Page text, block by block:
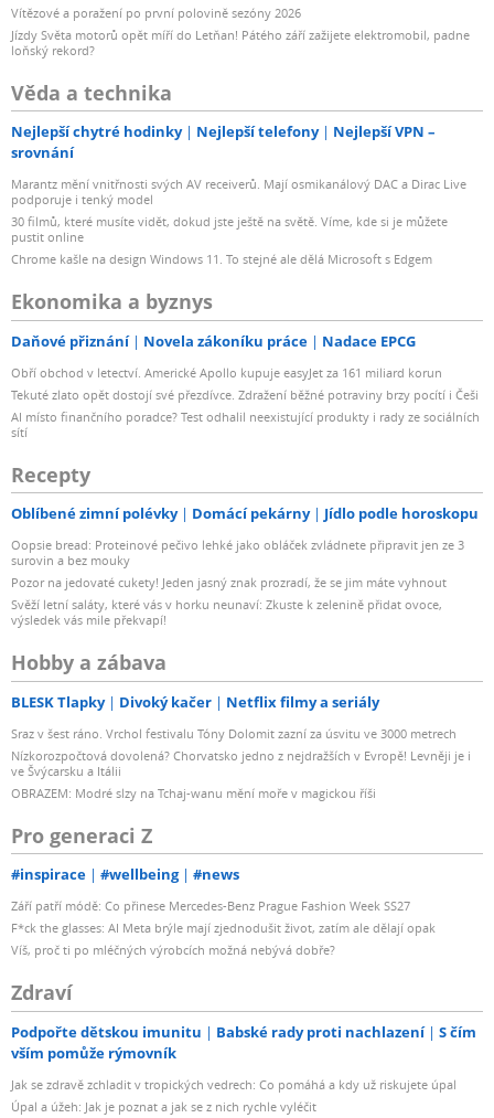
Vítězové a poražení po první polovině sezóny 2026
Jízdy Světa motorů opět míří do Letňan! Pátého září zažijete elektromobil, padne
loňský rekord?
Věda a technika
Nejlepší chytré hodinky Nejlepší telefony
Nejlepší VPN –
srovnání
Marantz mění vnitřnosti svých AV receiverů. Mají osmikanálový DAC a Dirac Live
podporuje i tenký model
30 filmů, které musíte vidět, dokud jste ještě na světě. Víme, kde si je můžete
pustit online
Chrome kašle na design Windows 11. To stejné ale dělá Microsoft s Edgem
Ekonomika a byznys
Daňové přiznání Novela zákoníku práce Nadace EPCG
Obří obchod v letectví. Americké Apollo kupuje easyJet za 161 miliard korun
Tekuté zlato opět dostojí své přezdívce. Zdražení běžné potraviny brzy pocítí i Češi
AI místo finančního poradce? Test odhalil neexistující produkty i rady ze sociálních
sítí
Recepty
Oblíbené zimní polévky Domácí pekárny Jídlo podle horoskopu
Oopsie bread: Proteinové pečivo lehké jako obláček zvládnete připravit jen ze 3
surovin a bez mouky
Pozor na jedovaté cukety! Jeden jasný znak prozradí, že se jim máte vyhnout
Svěží letní saláty, které vás v horku neunaví: Zkuste k zelenině přidat ovoce,
výsledek vás mile překvapí!
Hobby a zábava
BLESK Tlapky Divoký kačer Netflix filmy a seriály
Sraz v šest ráno. Vrchol festivalu Tóny Dolomit zazní za úsvitu ve 3000 metrech
Nízkorozpočtová dovolená? Chorvatsko jedno z nejdražších v Evropě! Levněji je i
ve Švýcarsku a Itálii
OBRAZEM: Modré slzy na Tchaj-wanu mění moře v magickou říši
Pro generaci Z
#inspirace #wellbeing #news
Září patří módě: Co přinese Mercedes-Benz Prague Fashion Week SS27
F*ck the glasses: AI Meta brýle mají zjednodušit život, zatím ale dělají opak
Víš, proč ti po mléčných výrobcích možná nebývá dobře?
Zdraví
Podpořte dětskou imunitu Babské rady proti nachlazení
S čím
vším pomůže rýmovník
Jak se zdravě zchladit v tropických vedrech: Co pomáhá a kdy už riskujete úpal
Úpal a úžeh: Jak je poznat a jak se z nich rychle vyléčit